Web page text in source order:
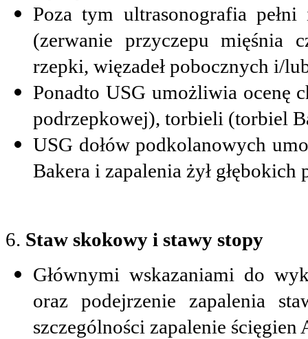
Poza tym ultrasonografia
(zerwanie przyczepu mięśnia
rzepki, więzadeł pobocznych i/
Ponadto USG umożliwia ocenę
podrzepkowej), torbieli (torbiel
USG dołów podkolanowych
Bakera i zapalenia żył głębokich
6. Staw skokowy i stawy stopy
Głównymi wskazaniami do
oraz podejrzenie zapalenia
szczególności zapalenie